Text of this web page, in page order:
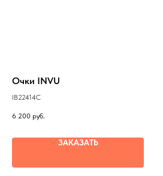
Очки INVU
IB22414C
6 200 руб.
ЗАКАЗАТЬ